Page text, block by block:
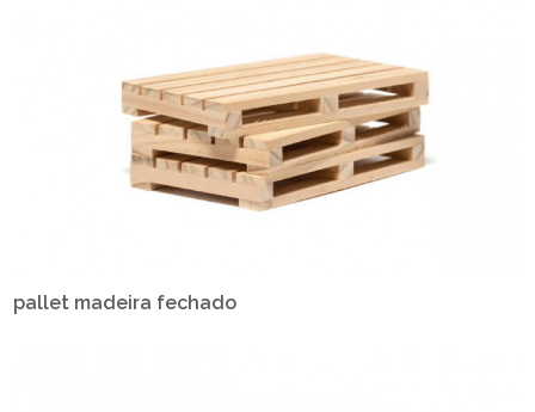
pallet madeira fechado